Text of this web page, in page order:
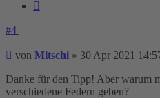
#4
Beitrag
von Mitschi » 30 Apr 2021
Danke für den Tipp! Aber warum
verschiedene Federn geben?